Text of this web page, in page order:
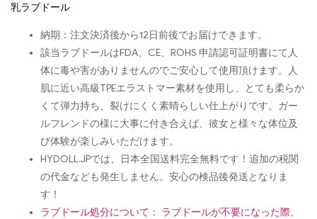
乳ラブドール
納期：注文決済後から12日前後でお届けできます。
該当ラブドールはFDA、CE、ROHS 申請認可証明書にて人
体に毒や害がありませんのでご安心して使用頂けます。人
肌に近い高級TPEエラストマー素材を使用し、とても柔らか
くて弾力持ち、裂けにくく素晴らしい仕上がりです。ガー
ルフレンドの様に大事に付き合えば、彼女と様々な体位及
び体験が楽しみいただけます。
HYDOLL.JPでは、日本全国送料完全無料です！追加の税関
の代金なども発生しません。安心の検品後発送となりま
す！
ラブドール処分について： ラブドールが不要になった際、